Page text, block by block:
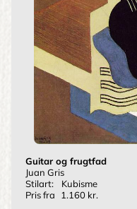
Guitar og frugtfad
Juan Gris
Stilart:
Kubisme
Pris fra
1.160 kr.